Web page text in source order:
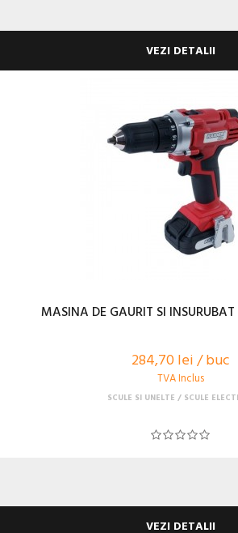
VEZI DETALII
MASINA DE GAURIT SI INSURUBAT
284,70 lei / buc
TVA Inclus
SCULE SI UNELTE SCULE
VEZI DETALII